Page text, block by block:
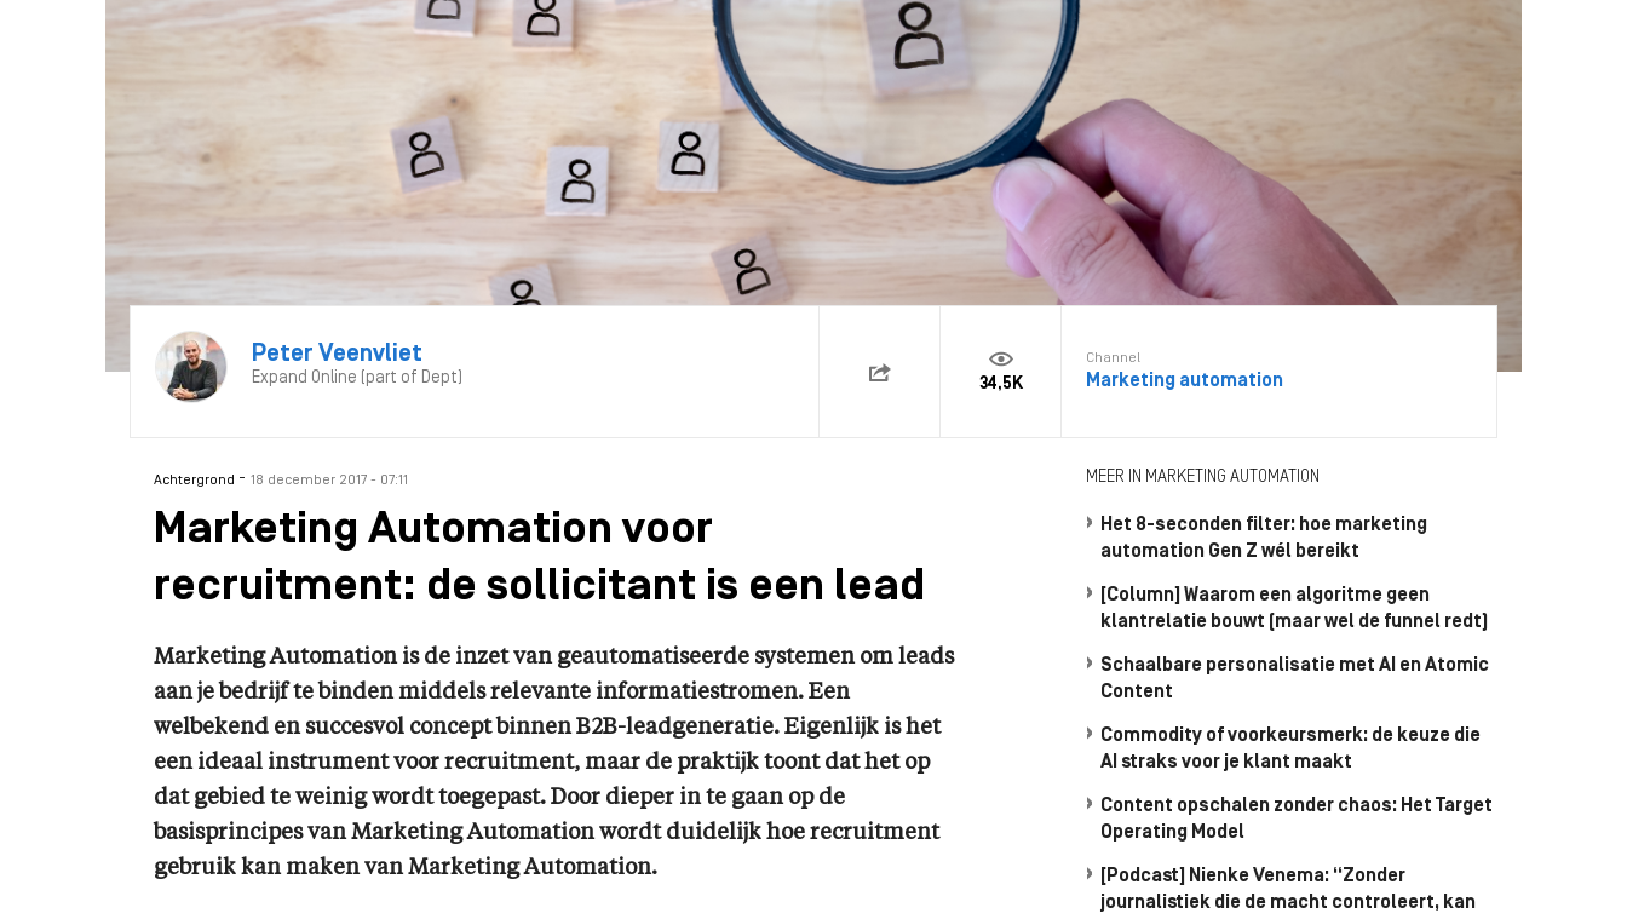
Peter Veenvliet
Expand Online (part of Dept) 34,5K
Channel
Marketing automation
Achtergrond - 18 december 2017 - 07:11
Marketing Automation voor
recruitment: de sollicitant is een lead
Marketing Automation is de inzet van geautomatiseerde systemen om leads
aan je bedrijf te binden middels relevante informatiestromen. Een
welbekend en succesvol concept binnen B2B-leadgeneratie. Eigenlijk is het
een ideaal instrument voor recruitment, maar de praktijk toont dat het op
dat gebied te weinig wordt toegepast. Door dieper in te gaan op de
basisprincipes van Marketing Automation wordt duidelijk hoe recruitment
gebruik kan maken van Marketing Automation.
MEER IN MARKETING AUTOMATION
Het 8-seconden filter: hoe marketing
automation Gen Z wél bereikt
[Column] Waarom een algoritme geen
klantrelatie bouwt (maar wel de funnel redt)
Schaalbare personalisatie met AI en Atomic
Content
Commodity of voorkeursmerk: de keuze die
AI straks voor je klant maakt
Content opschalen zonder chaos: Het Target
Operating Model
[Podcast] Nienke Venema: “Zonder
journalistiek die de macht controleert, kan